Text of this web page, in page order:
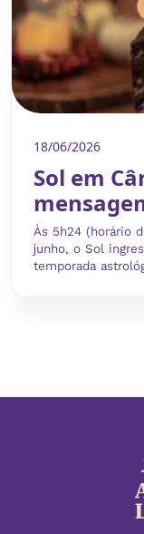
18/06/2026
Sol em
Às 5h24 (horário
junho, o Sol
temporada